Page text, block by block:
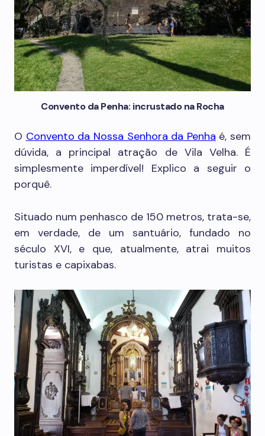
Convento da Penha: incrustado na Rocha
O Convento da Nossa Senhora da Penha é, sem
dúvida, a principal atração de Vila Velha. É
simplesmente imperdível! Explico a seguir o
porquê.
Situado num penhasco de 150 metros, trata-se,
em verdade, de um santuário, fundado no
século XVI, e que, atualmente, atrai muitos
turistas e capixabas.